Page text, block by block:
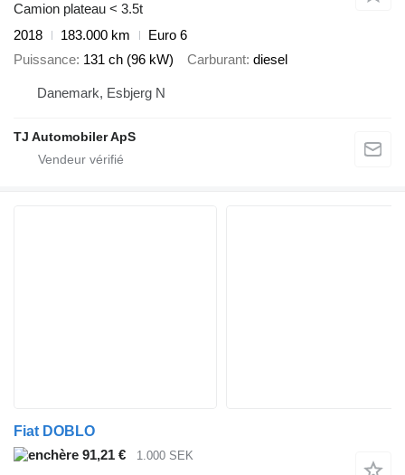
Camion plateau < 3.5t
2018
183.000 km
Euro 6
Puissance 131 ch (96 kW) Carburant diesel
Danemark, Esbjerg N
TJ Automobiler ApS
Fiat DOBLO
91,21 €
1.000 SEK